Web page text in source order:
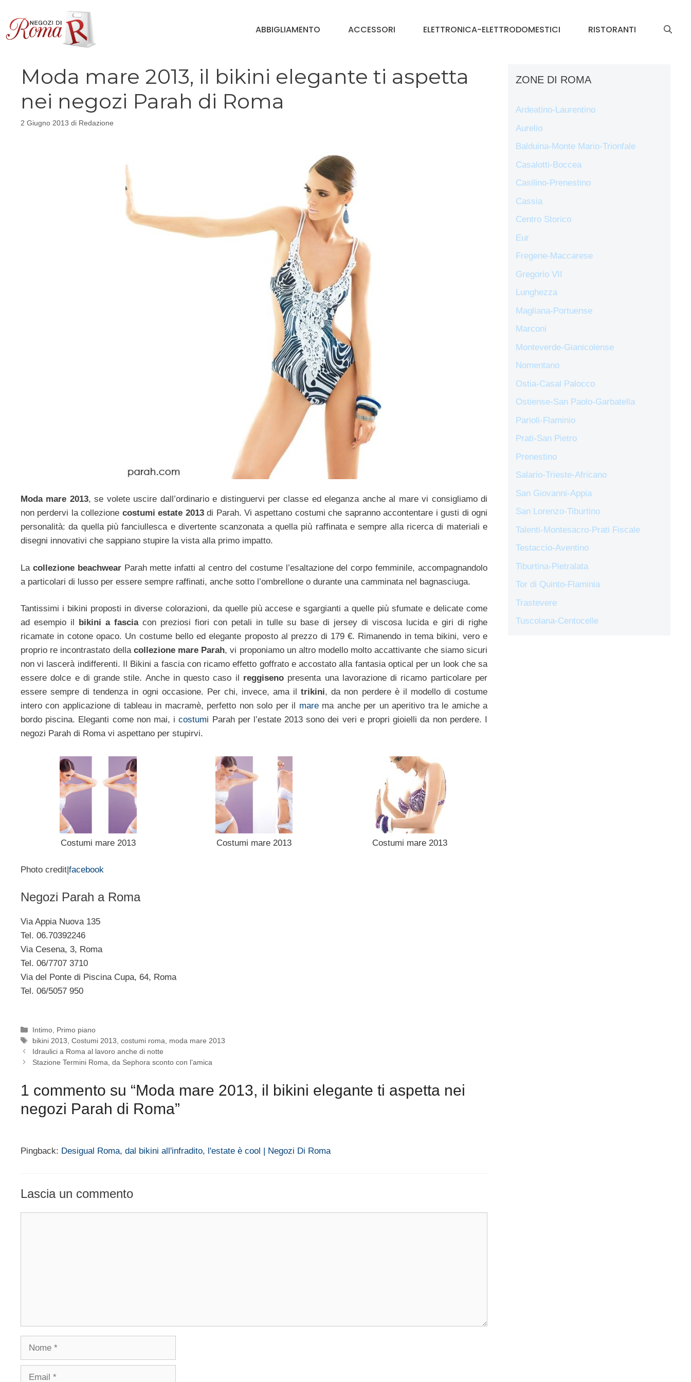
contenuto
ABBIGLIAMENTO ACCESSORI ELETTRONICA-ELETTRODOMESTICI RISTORANTI
Moda mare 2013, il bikini elegante ti aspetta
nei negozi Parah di Roma
2 Giugno 2013 di Redazione
Moda mare 2013, se volete uscire dall’ordinario e distinguervi per classe ed eleganza anche al mare vi consigliamo di
non perdervi la collezione costumi estate 2013di Parah. Vi aspettano costumi che sapranno accontentare i gusti di ogni
personalità: da quella più fanciullesca e divertente scanzonata a quella più raffinata e sempre alla ricerca di materiali e
disegni innovativi che sappiano stupire la vista alla primo impatto.
La collezione beachwearParah mette infatti al centro del costume l’esaltazione del corpo femminile, accompagnandolo
a particolari di lusso per essere sempre raffinati, anche sotto l’ombrellone o durante una camminata nel bagnasciuga.
Tantissimi i bikini proposti in diverse colorazioni, da quelle più accese e sgargianti a quelle più sfumate e delicate come
ad esempio il bikini a fasciacon preziosi fiori con petali in tulle su base di jersey di viscosa lucida e giri di righe
ricamate in cotone opaco. Un costume bello ed elegante proposto al prezzo di 179 €. Rimanendo in tema bikini, vero e
proprio re incontrastato della collezione mare Parah, vi proponiamo un altro modello molto accattivante che siamo sicuri
non vi lascerà indifferenti. Il Bikini a fascia con ricamo effetto goffrato e accostato alla fantasia optical per un look che sa
essere dolce e di grande stile. Anche in questo caso il reggiseno presenta una lavorazione di ricamo particolare per
essere sempre di tendenza in ogni occasione. Per chi, invece, ama iltrikini, da non perdere è il modello di costume
intero con applicazione di tableau in macramè, perfetto non solo per il marema anche per un aperitivo tra le amiche a
bordo piscina. Eleganti come non mai, icostumi Parah per l’estate 2013 sono dei veri e propri gioielli da non perdere. I
negozi Parah di Roma vi aspettano per stupirvi.
Costumi mare 2013 Costumi mare 2013 Costumi mare 2013
Photo credit|facebook
Negozi Parah a Roma
Via Appia Nuova 135
Tel. 06.70392246
Via Cesena, 3, Roma
Tel. 06/7707 3710
Via del Ponte di Piscina Cupa, 64, Roma
Tel. 06/5057 950
Categorie
Intimo Primo piano
Tag
bikini 2013 ,Costumi 2013 ,costumi roma
moda mare 2013
Idraulici a Roma al lavoro anche di notte
Stazione Termini Roma, da Sephora sconto con l’amica
1 commento su “Moda mare 2013, il bikini elegante ti aspetta nei
negozi Parah di Roma”
Pingback: Desigual Roma, dal bikini all'infradito, l'estate è cool | Negozi Di Roma
Lascia un commento
Nome
Email
ZONE DI ROMA
Ardeatino-Laurentino
Aurelio
Balduina-Monte Mario-Trionfale
Casalotti-Boccea
Casilino-Prenestino
Cassia
Centro Storico
Eur
Fregene-Maccarese
Gregorio VII
Lunghezza
Magliana-Portuense
Marconi
Monteverde-Gianicolense
Nomentano
Ostia-Casal Palocco
Ostiense-San Paolo-Garbatella
Parioli-Flaminio
Prati-San Pietro
Prenestino
Salario-Trieste-Africano
San Giovanni-Appia
San Lorenzo-Tiburtino
Talenti-Montesacro-Prati Fiscale
Testaccio-Aventino
Tiburtina-Pietralata
Tor di Quinto-Flaminia
Trastevere
Tuscolana-Centocelle